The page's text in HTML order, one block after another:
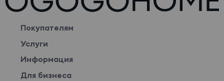
Покупателям
Услуги
Информация
Для бизнеса